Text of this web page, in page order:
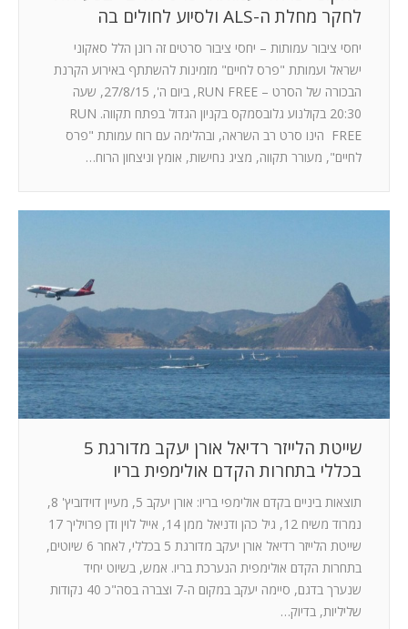
לחקר מחלת ה-ALS ולסיוע לחולים בה
יחסי ציבור עמותות – יחסי ציבור סרטים זה רונן הלל סאקוני
ישראל ועמותת "פרס לחיים" מזמינות להשתתף באירוע הקרנת
הבכורה של הסרט – RUN FREE, ביום ה', 27/8/15, שעה
20:30 בקולנוע גלובסמקס בקניון הגדול בפתח תקווה. RUN
FREE הינו סרט רב השראה, ובהלימה עם רוח עמותת "פרס
לחיים", מעורר תקווה, מציג נחישות, אומץ וניצחון הרוח…
שייטת הלייזר רדיאל אורן יעקב מדורגת 5
בכללי בתחרות הקדם אולימפית בריו
תוצאות ביניים בקדם אולימפי בריו: אורן יעקב 5, מעיין דוידוביץ' 8,
נמרוד משיח 12, גיל כהן ודניאל ממן 14, אייל לוין ודן פרויליך 17
שייטת הלייזר רדיאל אורן יעקב מדורגת 5 בכללי, לאחר 6 שיוטים,
בתחרות הקדם אולימפית הנערכת בריו. אמש, בשיוט יחיד
שנערך בדגם, סיימה יעקב במקום ה-7 וצברה בסה"כ 40 נקודות
שליליות, בדיוק…